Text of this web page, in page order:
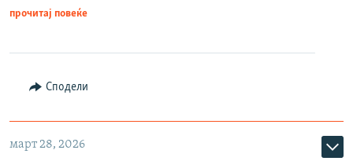
прочитај повеќе
Сподели
март 28, 2026